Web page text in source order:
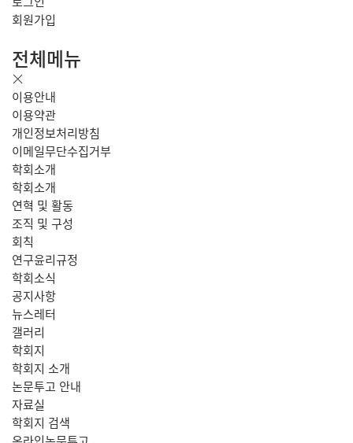
회원가입
전체메뉴
이용안내
이용약관
개인정보처리방침
이메일무단수집거부
학회소개
학회소개
연혁 및 활동
조직 및 구성
회칙
연구윤리규정
학회소식
공지사항
뉴스레터
갤러리
학회지
학회지 소개
논문투고 안내
자료실
학회지 검색